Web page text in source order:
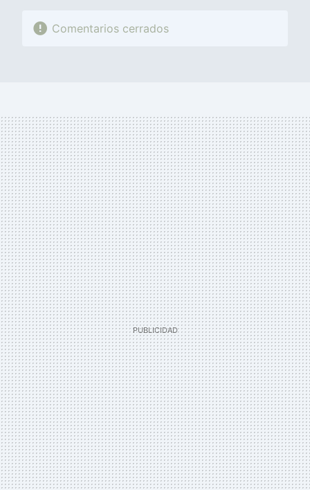
Comentarios cerrados